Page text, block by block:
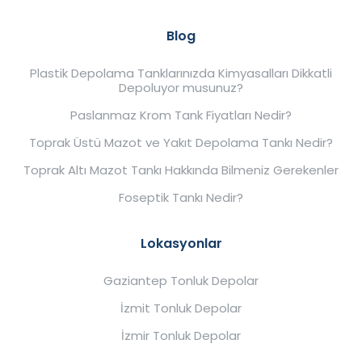
Blog
Plastik Depolama Tanklarınızda Kimyasalları Dikkatli
Depoluyor musunuz?
Paslanmaz Krom Tank Fiyatları Nedir?
Toprak Üstü Mazot ve Yakıt Depolama Tankı Nedir?
Toprak Altı Mazot Tankı Hakkında Bilmeniz Gerekenler
Foseptik Tankı Nedir?
Lokasyonlar
Gaziantep Tonluk Depolar
İzmit Tonluk Depolar
İzmir Tonluk Depolar